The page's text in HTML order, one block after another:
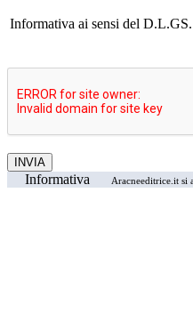
Informativa ai sensi del
Informativa Aracneeditrice.it si